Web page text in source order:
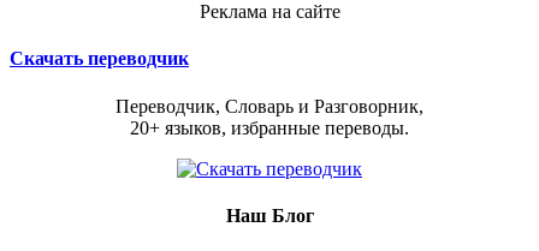
Реклама на сайте
Скачать переводчик
Переводчик, Словарь и Разговорник,
20+ языков, избранные переводы.
Наш Блог